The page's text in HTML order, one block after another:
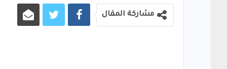
مشاركة المقال